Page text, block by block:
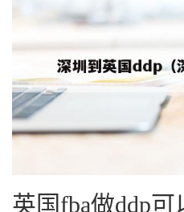
英国fba做ddp